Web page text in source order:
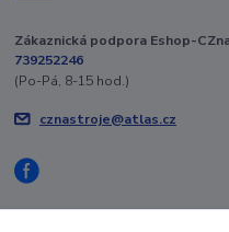
Zákaznická podpora Eshop-
739252246
(Po-Pá, 8-15 hod.)
cznastroje@atlas.cz